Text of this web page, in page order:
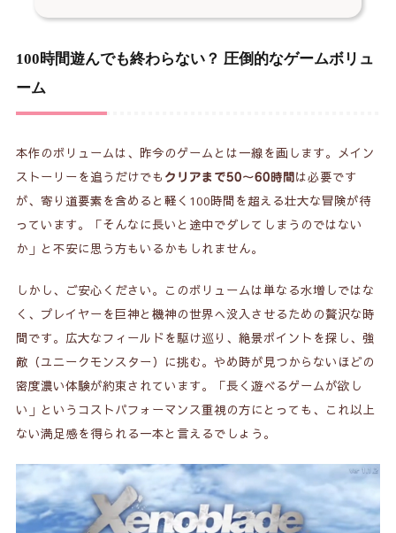
1.
動
4.総評：JRPG好きなら絶対に触れておくべきマスタ
ーピース
100時間遊んでも終わらない？ 圧倒的なゲームボリュ
ーム
本作のボリュームは、昨今のゲームとは一線を画します。メイン
ストーリーを追うだけでも クリアまで50〜60時間は必要です
が、寄り道要素を含めると軽く100時間を超える壮大な冒険が待
っています。「そんなに長いと途中でダレてしまうのではない
か」と不安に思う方もいるかもしれません。
しかし、ご安心ください。このボリュームは単なる水増しではな
く、プレイヤーを巨神と機神の世界へ没入させるための贅沢な時
間です。広大なフィールドを駆け巡り、絶景ポイントを探し、強
敵（ユニークモンスター）に挑む。やめ時が見つからないほどの
密度濃い体験が約束されています。「長く遊べるゲームが欲し
い」というコストパフォーマンス重視の方にとっても、これ以上
ない満足感を得られる一本と言えるでしょう。